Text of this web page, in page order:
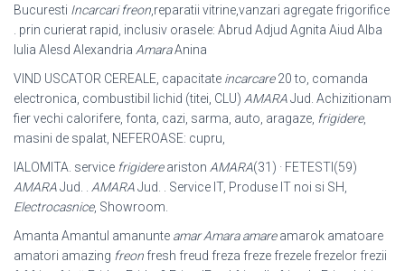
Bucuresti Incarcari freon ,reparatii vitrine,vanzari agregate frigorifice
. prin curierat rapid, inclusiv orasele: Abrud Adjud Agnita Aiud Alba
Iulia Alesd Alexandria AmaraAnina
VIND USCATOR CEREALE, capacitate incarcare20 to, comanda
electronica, combustibil lichid (titei, CLU) AMARAJud. Achizitionam
fier vechi calorifere, fonta, cazi, sarma, auto, aragaze, frigidere,
masini de spalat, NEFEROASE: cupru
IALOMITA. service frigidereariston AMARA(31) · FETESTI(59)
AMARAJud. . AMARAJud. . Service IT, Produse IT noi si SH,
Electrocasnice, Showroom.
Amanta Amantul amanunte amar Amara amareamarok amatoare
amatori amazing freon fresh freud freza freze frezele frezelor frezii